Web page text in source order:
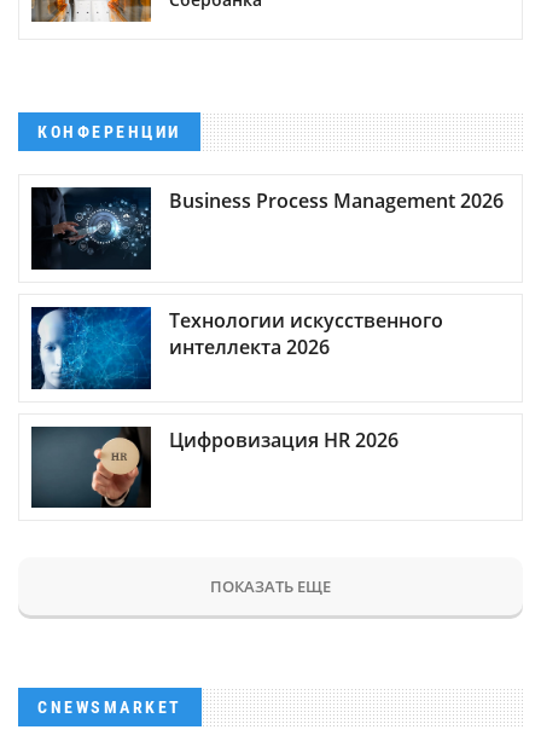
КОНФЕРЕНЦИИ
Business Process Management 2026
Технологии искусственного
интеллекта 2026
Цифровизация HR 2026
ПОКАЗАТЬ ЕЩЕ
CNEWSMARKET